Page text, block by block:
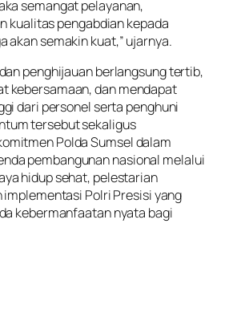
semangat pelayanan,
kualitas pengabdian kepada
akan semakin kuat,” ujarnya.
penghijauan berlangsung tertib,
kebersamaan, dan mendapat
dari personel serta penghuni
tersebut sekaligus
Polda Sumsel dalam
pembangunan nasional melalui
hidup sehat, pelestarian
implementasi Polri Presisi yang
kebermanfaatan nyata bagi